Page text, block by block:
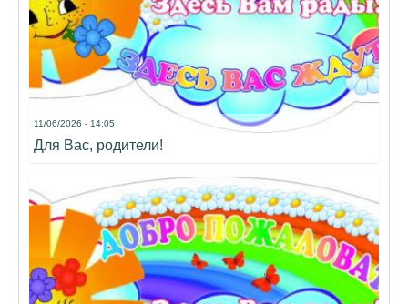
11/06/2026 - 14:05
Для Вас, родители!